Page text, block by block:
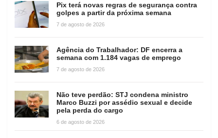
Pix terá novas regras de segurança contra
golpes a partir da próxima semana
7 de agosto de 2026
Agência do Trabalhador: DF encerra a
semana com 1.184 vagas de emprego
7 de agosto de 2026
Não teve perdão: STJ condena ministro
Marco Buzzi por assédio sexual e decide
pela perda do cargo
6 de agosto de 2026